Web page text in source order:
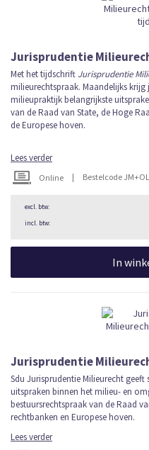
Jurisprudentie
Met het tijdschrift Jurisprudentie
milieurechtspraak. Maandelijks krijg
milieupraktijk belangrijkste
van de Raad van State, de Hoge
de Europese hoven.
Lees verder
Online | Bestelcode JM+OL
In
Jurisprudentie
Sdu Jurisprudentie Milieurecht
uitspraken binnen het milieu- en
bestuursrechtspraak van de Raad
rechtbanken en Europese hoven.
Lees verder